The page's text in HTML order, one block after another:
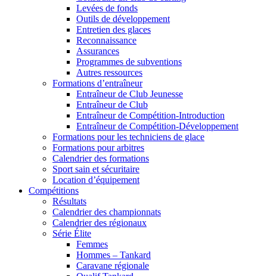
Levées de fonds
Outils de développement
Entretien des glaces
Reconnaissance
Assurances
Programmes de subventions
Autres ressources
Formations d’entraîneur
Entraîneur de Club Jeunesse
Entraîneur de Club
Entraîneur de Compétition-Introduction
Entraîneur de Compétition-Développement
Formations pour les techniciens de glace
Formations pour arbitres
Calendrier des formations
Sport sain et sécuritaire
Location d’équipement
Compétitions
Résultats
Calendrier des championnats
Calendrier des régionaux
Série Élite
Femmes
Hommes – Tankard
Caravane régionale